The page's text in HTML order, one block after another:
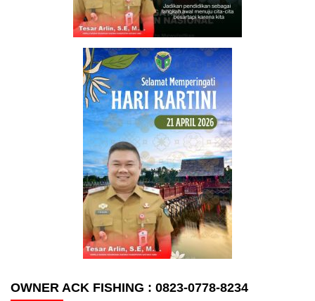
OWNER ACK FISHING : 0823-0778-8234